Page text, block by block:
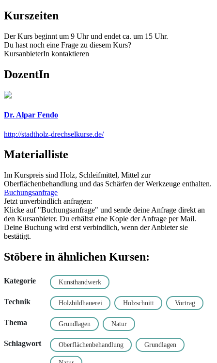
Kurszeiten
Der Kurs beginnt um 9 Uhr und endet ca. um 15 Uhr.
Du hast noch eine Frage zu diesem Kurs?
KursanbieterIn kontaktieren
DozentIn
Dr. Alpar Fendo
http://stadtholz-drechselkurse.de/
Materialliste
Im Kurspreis sind Holz, Schleifmittel, Mittel zur
Oberflächenbehandlung und das Schärfen der Werkzeuge enthalten.
Buchungsanfrage
Jetzt unverbindlich anfragen:
Klicke auf "Buchungsanfrage" und sende deine Anfrage direkt an
den Kursanbieter. Du erhältst eine Kopie der Anfrage per Mail.
Deine Buchung wird erst verbindlich, wenn der Anbieter sie
bestätigt.
Stöbere in ähnlichen Kursen:
Kategorie Kunsthandwerk
Technik Holzbildhauerei Holzschnitt Vortrag
Thema Grundlagen Natur
Schlagwort Oberflächenbehandlung Grundlagen